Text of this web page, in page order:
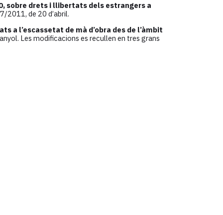
sobre drets i llibertats dels estrangers a
2011, de 20 d’abril.
a l’escassetat de mà d’obra des de l’àmbit
Les modificacions es recullen en tres grans